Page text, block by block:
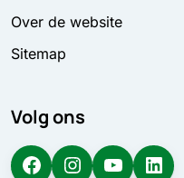
Over de website
Sitemap
Volg ons
Facebook Instagram YouTube LinkedIn